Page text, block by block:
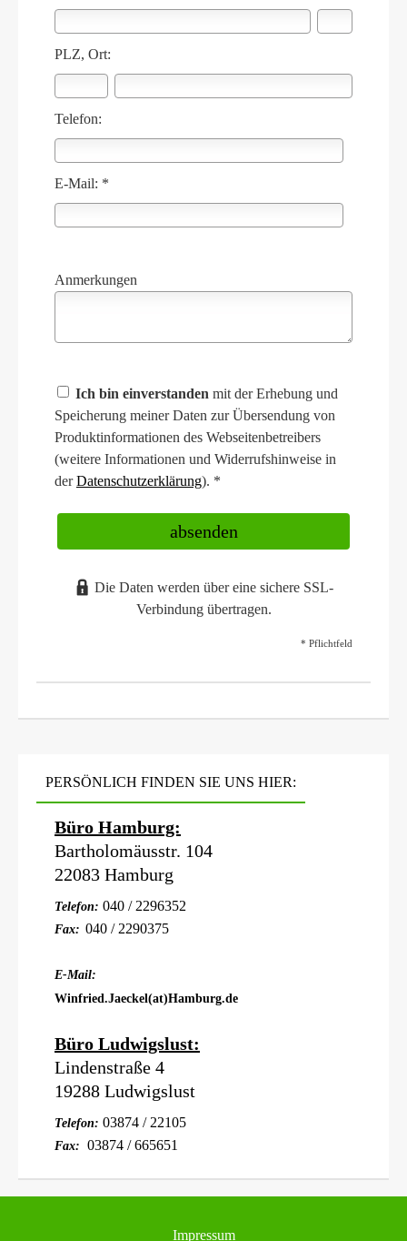
PLZ, Ort:
Telefon:
E-Mail: *
Anmerkungen
Ich bin einverstanden mit der Erhebung und
Speicherung meiner Daten zur Übersendung von
Produktinformationen des Webseitenbetreibers
(weitere Informationen und Widerrufshinweise in
derDatenschutzerklärung). *
absenden
Die Daten werden über eine sichere SSL-
Verbindung übertragen.
* Pflichtfeld
PERSÖNLICH FINDEN SIE UNS HIER:
Büro Hamburg:
Bartholomäusstr. 104
22083 Hamburg
Telefon: 040 / 2296352
Fax: 040 / 2290375
E-Mail:
Winfried.Jaeckel(at)Hamburg.de
Büro Ludwigslust:
Lindenstraße 4
19288 Ludwigslust
Telefon: 03874 / 22105
Fax: 03874 / 665651
Impressum